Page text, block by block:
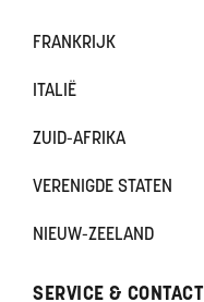
FRANKRIJK
ITALIË
ZUID-AFRIKA
VERENIGDE STATEN
NIEUW-ZEELAND
SERVICE & CONTACT